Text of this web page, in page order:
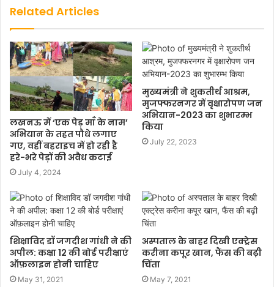
Related Articles
लखनऊ में ‘एक पेड़ माँ के नाम’
अभियान के तहत पौधे लगाए
गए, वहीं बहराइच में हो रही है
हरे-भरे पेड़ों की अवैध कटाई
July 4, 2024
मुख्यमंत्री ने शुकतीर्थ आश्रम,
मुजफ्फरनगर में वृक्षारोपण जन
अभियान-2023 का शुभारम्भ
किया
July 22, 2023
शिक्षाविद डॉ जगदीश गांधी ने की
अपील: कक्षा 12 की बोर्ड परीक्षाएं
ऑफ़लाइन होनी चाहिए
May 31, 2021
अस्पताल के बाहर दिखी एक्ट्रेस
करीना कपूर खान, फैंस की बढ़ी
चिंता
May 7, 2021